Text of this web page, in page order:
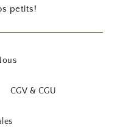
petits!
CGV & CGU